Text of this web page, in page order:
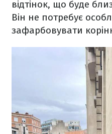
відтінок, що буде
Він не потребує
зафарбовувати